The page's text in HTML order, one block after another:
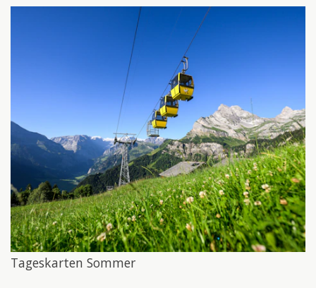
Tageskarten Sommer